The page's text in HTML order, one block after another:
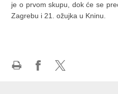
je o prvom skupu, dok će se
Zagrebu i 21. ožujka u Kninu.